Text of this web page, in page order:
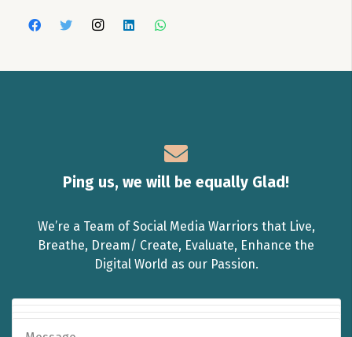
Ping us, we will be equally Glad!
We’re a Team of Social Media Warriors that Live,
Breathe, Dream/ Create, Evaluate, Enhance the
Digital World as our Passion.